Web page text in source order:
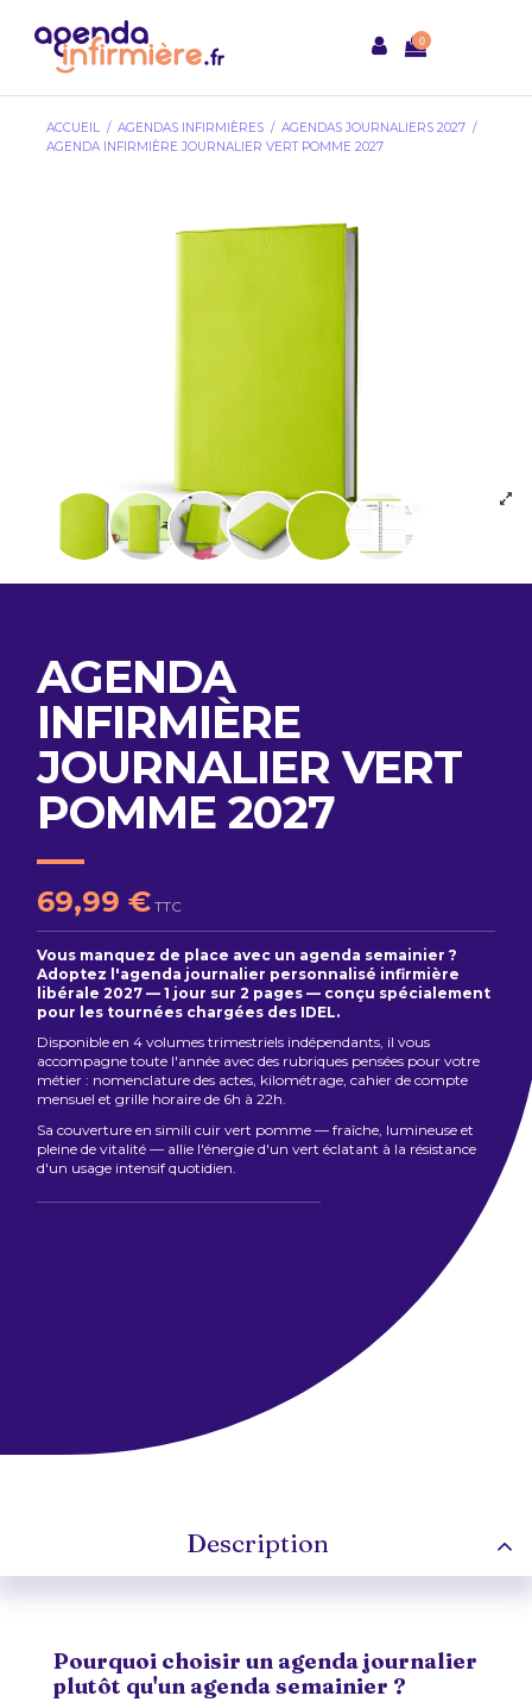
0
ACCUEIL AGENDAS INFIRMIÈRES
AGENDAS JOURNALIERS 2027
AGENDA INFIRMIÈRE JOURNALIER VERT POMME 2027
AGENDA
INFIRMIÈRE
JOURNALIER VERT
POMME 2027
69,99 € TTC
Vous manquez de place avec un agenda semainier ?
Adoptez l'agenda journalier personnalisé infirmière
libérale 2027 — 1 jour sur 2 pages — conçu spécialement
pour les tournées chargées des IDEL.
Disponible en 4 volumes trimestriels indépendants, il vous
accompagne toute l'année avec des rubriques pensées pour votre
métier : nomenclature des actes, kilométrage, cahier de compte
mensuel et grille horaire de 6h à 22h.
Sa couverture en simili cuir vert pomme — fraîche, lumineuse et
pleine de vitalité — allie l'énergie d'un vert éclatant à la résistance
d'un usage intensif quotidien.
Description
Pourquoi choisir un agenda journalier
plutôt qu'un agenda semainier ?